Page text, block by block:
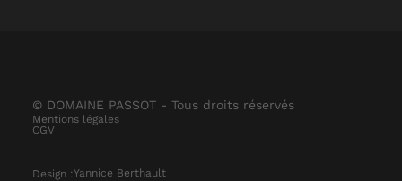
© DOMAINE PASSOT - Tous droits réservés
Mentions légales
CGV
Design :Yannice Berthault